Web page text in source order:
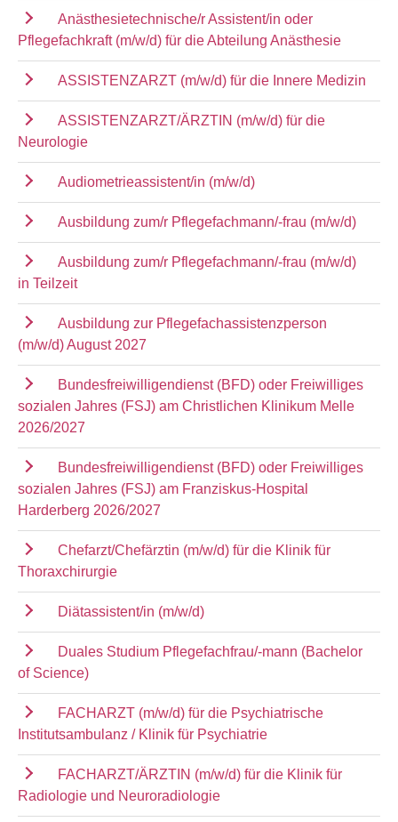
Anästhesietechnische/r Assistent/in oder
Pflegefachkraft (m/w/d) für die Abteilung Anästhesie
ASSISTENZARZT (m/w/d) für die Innere Medizin
ASSISTENZARZT/ÄRZTIN (m/w/d) für die
Neurologie
Audiometrieassistent/in (m/w/d)
Ausbildung zum/r Pflegefachmann/-frau (m/w/d)
Ausbildung zum/r Pflegefachmann/-frau (m/w/d)
in Teilzeit
Ausbildung zur Pflegefachassistenzperson
(m/w/d) August 2027
Bundesfreiwilligendienst (BFD) oder Freiwilliges
sozialen Jahres (FSJ) am Christlichen Klinikum Melle
2026/2027
Bundesfreiwilligendienst (BFD) oder Freiwilliges
sozialen Jahres (FSJ) am Franziskus-Hospital
Harderberg 2026/2027
Chefarzt/Chefärztin (m/w/d) für die Klinik für
Thoraxchirurgie
Diätassistent/in (m/w/d)
Duales Studium Pflegefachfrau/-mann (Bachelor
of Science)
FACHARZT (m/w/d) für die Psychiatrische
Institutsambulanz / Klinik für Psychiatrie
FACHARZT/ÄRZTIN (m/w/d) für die Klinik für
Radiologie und Neuroradiologie